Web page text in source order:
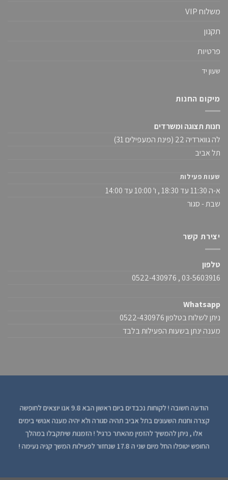
משלוח VIP
תקנון
פרטיות
שעון יד
מיקום החנות
חנות תצוגה ומשרדים
לה גווארדיה 22 (פינת המעפילים 31)
תל אביב
שעות פעילות
א-ה 11:30 עד 18:30 , ו' 10:00 עד 14:00
שבת - סגור
יצירת קשר
טלפון
03-5603916 , 0522-430976
Whatsapp
ניתן לשלוח בטלפון 0522-430976
מענה ינתן בשעות הפעילות בלבד
הודעה חשובה ! לקוחות נכבדים ביום ראשון הבא 9.8 אנו יוצאים לחופשה
קצרה וחנות השעונים בתל אביב תהיה סגורה ולא יהיה מענה אנושי בימים
אלו , ניתן להמשיך להזמין מהאתר כרגיל ! הזמנות שיתקבלו במהלך
החופש יטופלו החל מיום שני ה 17.8 שנחזור לפעילות המשך קניה נעימה !